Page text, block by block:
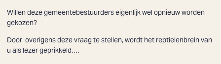
Willen deze gemeentebestuurders eigenlijk wel opnieuw worden
gekozen?
Door overigens deze vraag te stellen, wordt het reptielenbrein van
u als lezer geprikkeld….